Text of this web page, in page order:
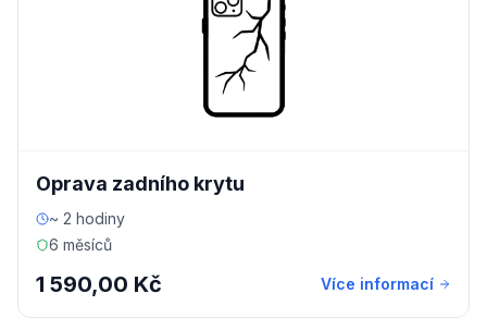
Oprava zadního krytu
~ 2 hodiny
6 měsíců
1 590,00 Kč Více informací